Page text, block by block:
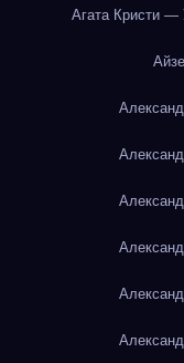
Агата Кристи —